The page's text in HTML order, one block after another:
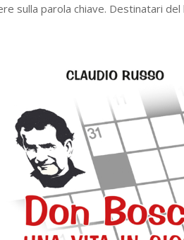
sulla parola chiave. Destinatari